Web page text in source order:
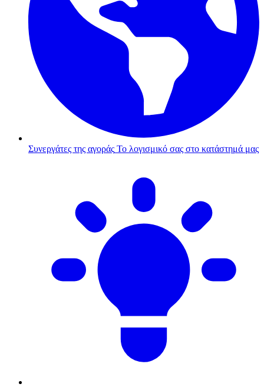
Συνεργάτες της αγοράς Το λογισμικό σας στο κατάστημά μας